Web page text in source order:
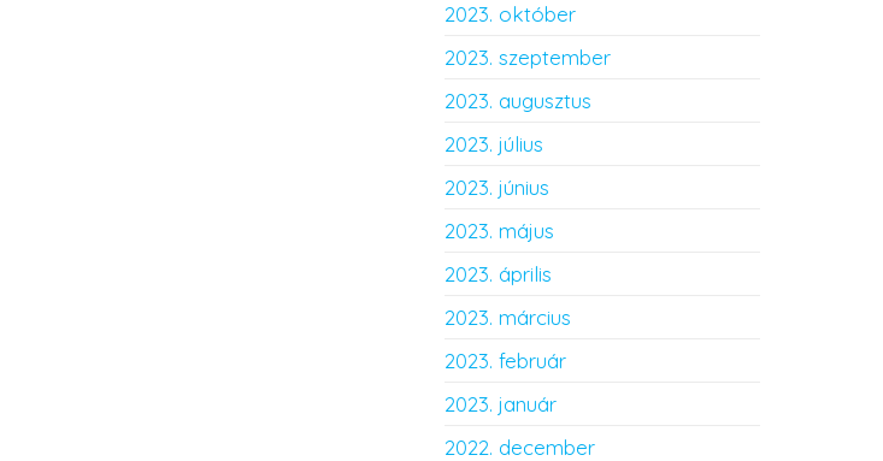
2023. október
2023. szeptember
2023. augusztus
2023. július
2023. június
2023. május
2023. április
2023. március
2023. február
2023. január
2022. december